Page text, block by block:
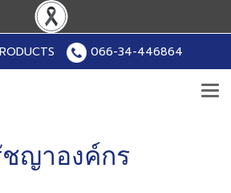
066-34-446864
ญาองค์กร